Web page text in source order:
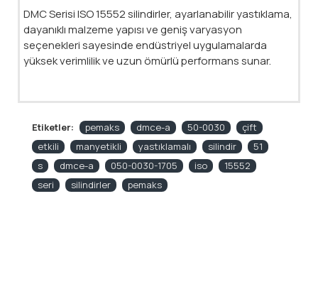
DMC Serisi ISO 15552 silindirler, ayarlanabilir yastıklama,
dayanıklı malzeme yapısı ve geniş varyasyon
seçenekleri sayesinde endüstriyel uygulamalarda
yüksek verimlilik ve uzun ömürlü performans sunar.
Etiketler: pemaks dmce-a 50-0030
çift
etkili
manyetikli yastıklamalı silindir
51
s
dmce-a 050-0030-1705 iso
15552
seri
silindirler pemaks